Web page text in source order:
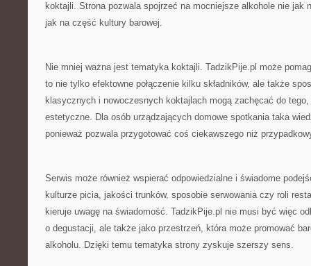
koktajli. Strona pozwala spojrzeć na mocniejsze alkohole nie jak
jak na część kultury barowej.
Nie mniej ważna jest tematyka koktajli. TadzikPije.pl może
to nie tylko efektowne połączenie kilku składników, ale także
klasycznych i nowoczesnych koktajlach mogą zachęcać do
estetyczne. Dla osób urządzających domowe spotkania taka
ponieważ pozwala przygotować coś ciekawszego niż
Serwis może również wspierać odpowiedzialne i świadome
kulturze picia, jakości trunków, sposobie serwowania czy roli
kieruje uwagę na świadomość. TadzikPije.pl nie musi być więc
o degustacji, ale także jako przestrzeń, która może promować
alkoholu. Dzięki temu tematyka strony zyskuje szerszy sens.